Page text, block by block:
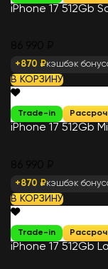
iPhone 17 512Gb
+870 ₽кэшбэк
В КОРЗИНУ
Trade-in
iPhone 17 512Gb
+870 ₽кэшбэк
В КОРЗИНУ
Trade-in
iPhone 17 512Gb